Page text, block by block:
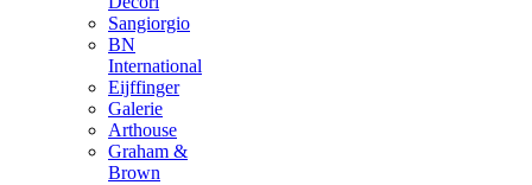
Sangiorgio
BN
International
Eijffinger
Galerie
Arthouse
Graham &
Brown